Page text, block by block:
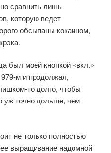
сравнить лишь
которую ведет
обсыпаны кокаином,
был моей кнопкой «вкл.»
м и продолжал,
то долго, чтобы
уж точно дольше, чем
не только полностью
ее выращивание надомной